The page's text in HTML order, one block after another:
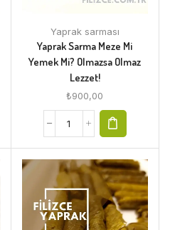
Yaprak sarması
Yaprak Sarma Meze Mi
Yemek Mi? Olmazsa Olmaz
Lezzet!
₺900,00